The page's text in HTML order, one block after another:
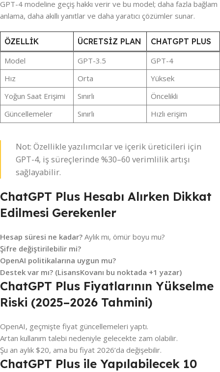
GPT-4 modeline geçiş hakkı verir ve bu model; daha fazla bağlam
anlama, daha akıllı yanıtlar ve daha yaratıcı çözümler sunar.
ÖZELLIK ÜCRETSIZ PLAN
CHATGPT PLUS
Model
GPT-3.5
GPT-4
Hız
Orta
Yüksek
Yoğun Saat Erişimi
Sınırlı
Öncelikli
Güncellemeler
Sınırlı Hızlı erişim
Not: Özellikle yazılımcılar ve içerik üreticileri için
GPT-4, iş süreçlerinde %30–60 verimlilik artışı
sağlayabilir.
ChatGPT Plus Hesabı Alırken Dikkat
Edilmesi Gerekenler
Hesap süresi ne kadar? Aylık mı, ömür boyu mu?
Şifre değiştirilebilir mi?
OpenAI politikalarına uygun mu?
Destek var mı? (LisansKovanı bu noktada +1 yazar)
ChatGPT Plus Fiyatlarının Yükselme
Riski (2025–2026 Tahmini)
OpenAI, geçmişte fiyat güncellemeleri yaptı.
Artan kullanım talebi nedeniyle gelecekte zam olabilir.
Şu an aylık $20, ama bu fiyat 2026’da değişebilir.
ChatGPT Plus ile Yapılabilecek 10